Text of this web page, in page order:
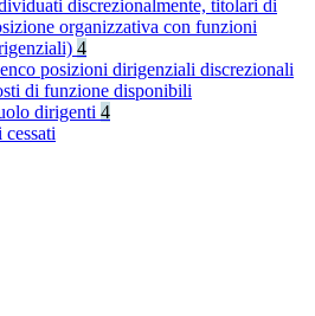
discrezionalmente, titolari di
organizzativa con funzioni
4
posizioni dirigenziali discrezionali
di funzione disponibili
dirigenti 4